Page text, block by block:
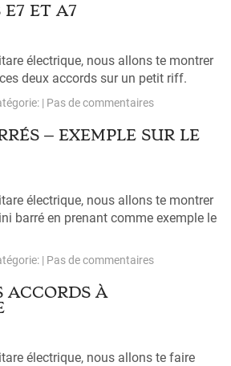
E7 ET A7
électrique, nous allons te montrer
deux accords sur un petit riff.
| Pas de commentaires
– EXEMPLE SUR LE
électrique, nous allons te montrer
barré en prenant comme exemple le
| Pas de commentaires
ACCORDS À
électrique, nous allons te faire